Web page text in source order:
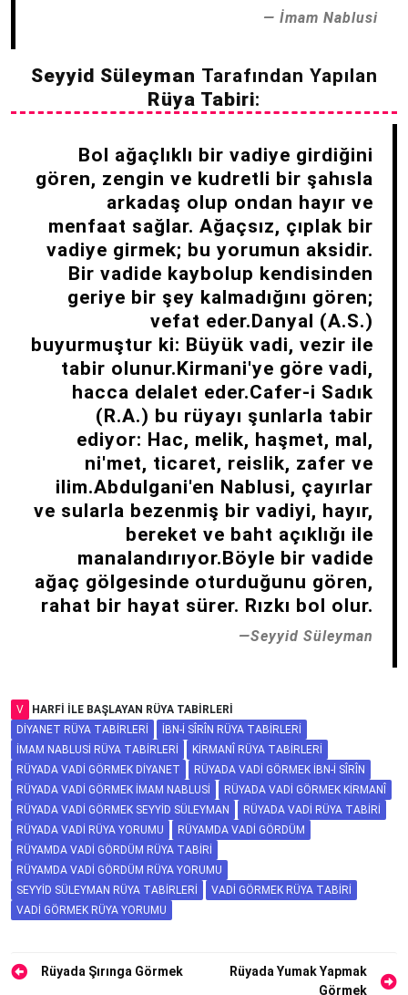
İmam Nablusi
Seyyid Süleyman Tarafından Yapılan
Rüya Tabiri:
Bol ağaçlıklı bir vadiye girdiğini
gören, zengin ve kudretli bir şahısla
arkadaş olup ondan hayır ve
menfaat sağlar. Ağaçsız, çıplak bir
vadiye girmek; bu yorumun aksidir.
Bir vadide kaybolup kendisinden
geriye bir şey kalmadığını gören;
vefat eder.Danyal (A.S.)
buyurmuştur ki: Büyük vadi, vezir ile
tabir olunur.Kirmani'ye göre vadi,
hacca delalet eder.Cafer-i Sadık
(R.A.) bu rüyayı şunlarla tabir
ediyor: Hac, melik, haşmet, mal,
ni'met, ticaret, reislik, zafer ve
ilim.Abdulgani'en Nablusi, çayırlar
ve sularla bezenmiş bir vadiyi, hayır,
bereket ve baht açıklığı ile
manalandırıyor.Böyle bir vadide
ağaç gölgesinde oturduğunu gören,
rahat bir hayat sürer. Rızkı bol olur.
Seyyid Süleyman
V
HARFI ILE BAŞLAYAN RÜYA TABIRLERI
DIYANET RÜYA TABIRLERI
İBN-I SÎRÎN RÜYA TABIRLERI
İMAM NABLUSI RÜYA TABIRLERI
KIRMANÎ RÜYA TABIRLERI
RÜYADA VADI GÖRMEK DIYANET
RÜYADA VADI GÖRMEK İBN-I SÎRÎN
RÜYADA VADI GÖRMEK İMAM NABLUSI
RÜYADA VADI GÖRMEK KIRMANÎ
RÜYADA VADI GÖRMEK SEYYID SÜLEYMAN
RÜYADA VADI RÜYA TABIRI
RÜYADA VADI RÜYA YORUMU
RÜYAMDA VADI GÖRDÜM
RÜYAMDA VADI GÖRDÜM RÜYA TABIRI
RÜYAMDA VADI GÖRDÜM RÜYA YORUMU
SEYYID SÜLEYMAN RÜYA TABIRLERI
VADI GÖRMEK RÜYA TABIRI
VADI GÖRMEK RÜYA YORUMU
YazıRüyada Şırınga Görmek
Rüyada Yumak Yapmak
Görmek